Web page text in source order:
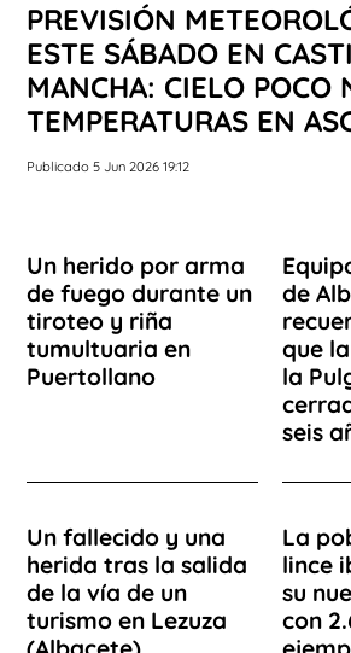
PREVISIÓN
ESTE SÁBADO EN
MANCHA: CIELO POCO
TEMPERATURAS EN
Publicado 5 Jun 2026 19:12
Un herido por arma
de fuego durante un
tiroteo y riña
tumultuaria en
Puertollano
de
que
la
seis
Un fallecido y una
herida tras la salida
de la vía de un
turismo en Lezuza
La
lince
su
con